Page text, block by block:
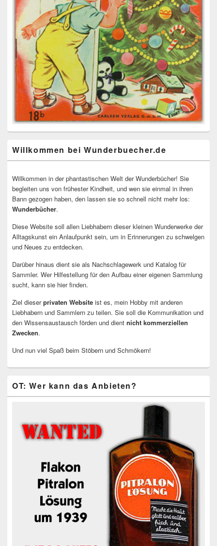
Willkommen bei Wunderbuecher.de
Willkommen in der phantastischen Welt der Wunderbücher! Sie
begleiten uns von frühester Kindheit, und wen sie einmal in ihren
Bann gezogen haben, den lassen sie so schnell nicht mehr los:
Wunderbücher.
Diese Website soll allen Liebhabern dieser kleinen Wunderwerke der
Alltagskunst ein Anlaufpunkt sein, um in Erinnerungen zu schwelgen
und Neues zu entdecken.
Darüber hinaus dient sie als Nachschlagewerk und Katalog für
Sammler. Wer Hilfestellung für den Aufbau einer eigenen Sammlung
sucht, kann sie hier finden.
Ziel dieserprivaten Website ist es, mein Hobby mit anderen
Liebhabern und Sammlern zu teilen. Sie soll die Kommunikation und
den Wissensaustausch förden und dient nicht kommerziellen
Zwecken.
Und nun viel Spaß beim Stöbern und Schmökern!
OT: Wer kann das Anbieten?